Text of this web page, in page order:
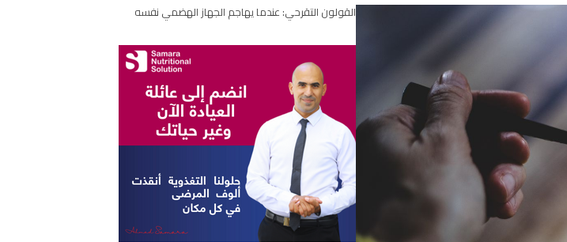
القولون التقرحي: عندما يهاجم الجهاز الهضمي نفسه